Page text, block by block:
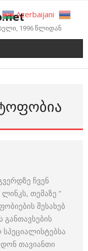
1996 წლიდან
ჩვენ
თემაზე ”
შესახებ
თავიანთი
Azerbaijani